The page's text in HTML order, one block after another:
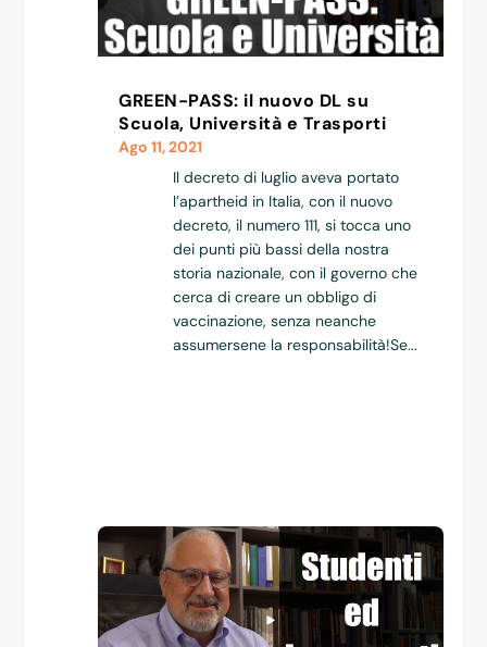
GREEN-PASS: il nuovo DL su
Scuola, Università e Trasporti
Ago 11, 2021
Il decreto di luglio aveva portato
l’apartheid in Italia, con il nuovo
decreto, il numero 111, si tocca uno
dei punti più bassi della nostra
storia nazionale, con il governo che
cerca di creare un obbligo di
vaccinazione, senza neanche
assumersene la responsabilità!Se...